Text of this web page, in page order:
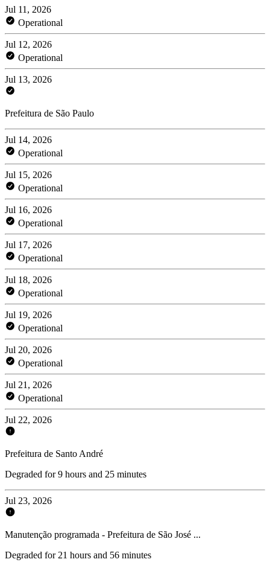
Jul 11, 2026
Operational
Jul 12, 2026
Operational
Jul 13, 2026
Prefeitura de São Paulo
Jul 14, 2026
Operational
Jul 15, 2026
Operational
Jul 16, 2026
Operational
Jul 17, 2026
Operational
Jul 18, 2026
Operational
Jul 19, 2026
Operational
Jul 20, 2026
Operational
Jul 21, 2026
Operational
Jul 22, 2026
Prefeitura de Santo André
Degraded for 9 hours and 25 minutes
Jul 23, 2026
Manutenção programada - Prefeitura de São José ...
Degraded for 21 hours and 56 minutes